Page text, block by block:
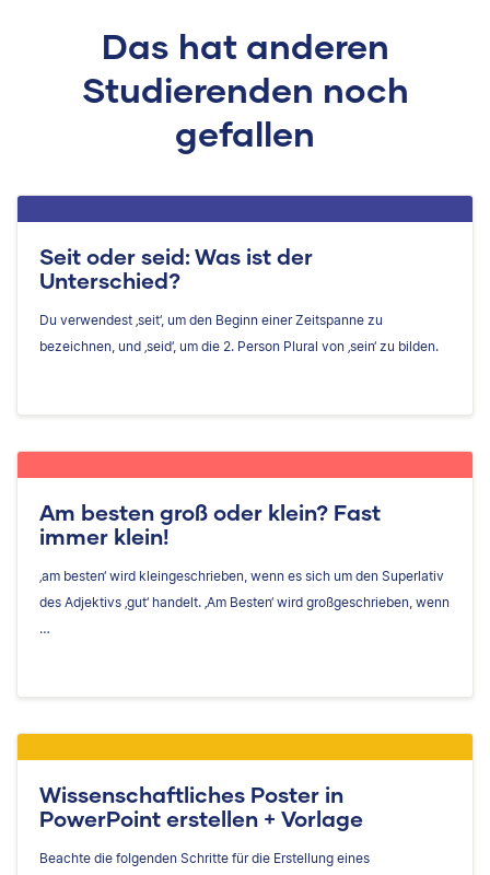
Das hat anderen
Studierenden noch
gefallen
Seit oder seid: Was ist der
Unterschied?
Du verwendest ‚seit‘, um den Beginn einer Zeitspanne zu
bezeichnen, und ‚seid‘, um die 2. Person Plural von ‚sein‘ zu bilden.
Am besten groß oder klein? Fast
immer klein!
‚am besten‘ wird kleingeschrieben, wenn es sich um den Superlativ
des Adjektivs ‚gut‘ handelt. ‚Am Besten‘ wird großgeschrieben, wenn
…
Wissenschaftliches Poster in
PowerPoint erstellen + Vorlage
Beachte die folgenden Schritte für die Erstellung eines